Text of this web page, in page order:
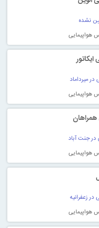
نشده
هواپیمایی
میرداماد
هواپیمایی
در جنت آباد
هواپیمایی
زعفرانیه
هواپیمایی